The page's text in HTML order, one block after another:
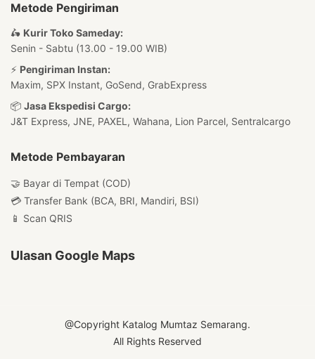
Metode Pengiriman
🛵 Kurir Toko Sameday:
Senin - Sabtu (13.00 - 19.00 WIB)
⚡ Pengiriman Instan:
Maxim, SPX Instant, GoSend, GrabExpress
📦 Jasa Ekspedisi Cargo:
J&T Express, JNE, PAXEL, Wahana, Lion Parcel, Sentralcargo
Metode Pembayaran
🤝 Bayar di Tempat (COD)
💳 Transfer Bank (BCA, BRI, Mandiri, BSI)
📱 Scan QRIS
Ulasan Google Maps
@Copyright Katalog Mumtaz Semarang.
All Rights Reserved